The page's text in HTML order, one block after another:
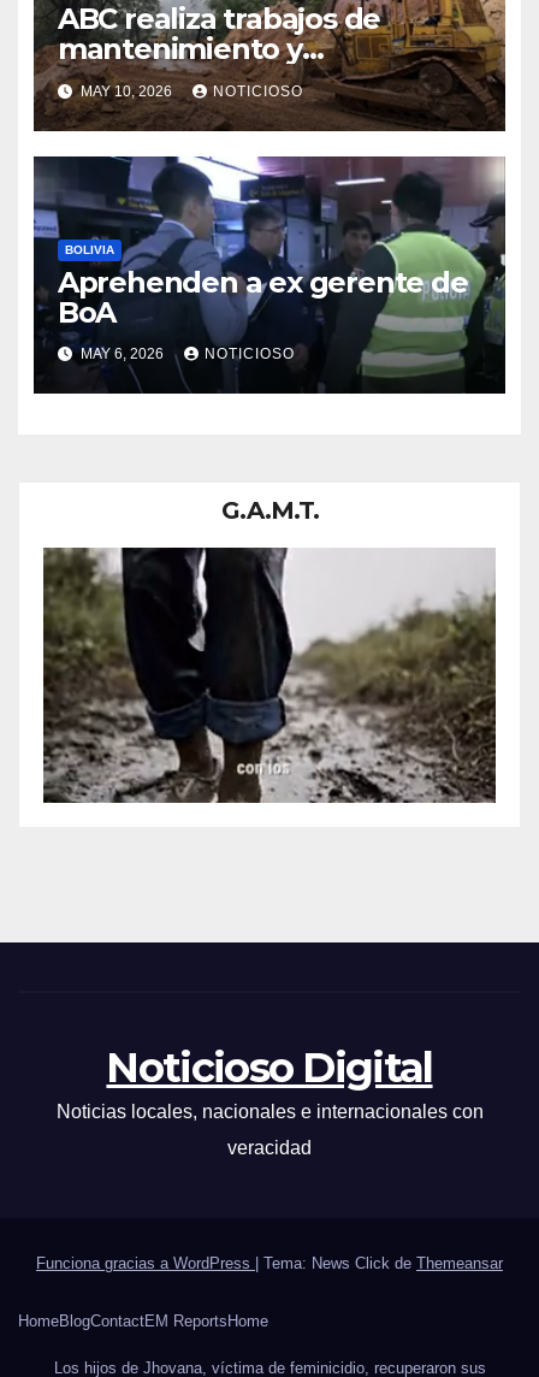
ABC realiza trabajos de
mantenimiento y
conservación vial en la ruta a
los Valles cruceños
MAY 10, 2026 NOTICIOSO
BOLIVIA
Aprehenden a ex gerente de
BoA
MAY 6, 2026 NOTICIOSO
G.A.M.T.
Noticioso Digital
Noticias locales, nacionales e internacionales con
veracidad
Funciona gracias a WordPress | Tema: News Click de Themeansar
HomeBlogContactEM Reports Home
Los hijos de Jhovana, víctima de feminicidio, recuperaron sus